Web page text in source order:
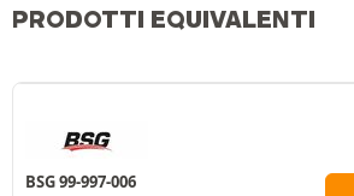
PRODOTTI EQUIVALENTI
BSG 99-997-006